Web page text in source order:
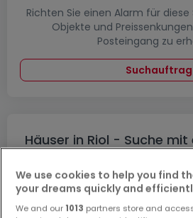
Richten Sie einen Alarm für
Objekte und
Posteingang zu
Suchauftrag
Häuser in Riol - Suche mit
2 Zimmer
We use cookies to help you find
your dreams quickly and
We and our 1013 partners store and